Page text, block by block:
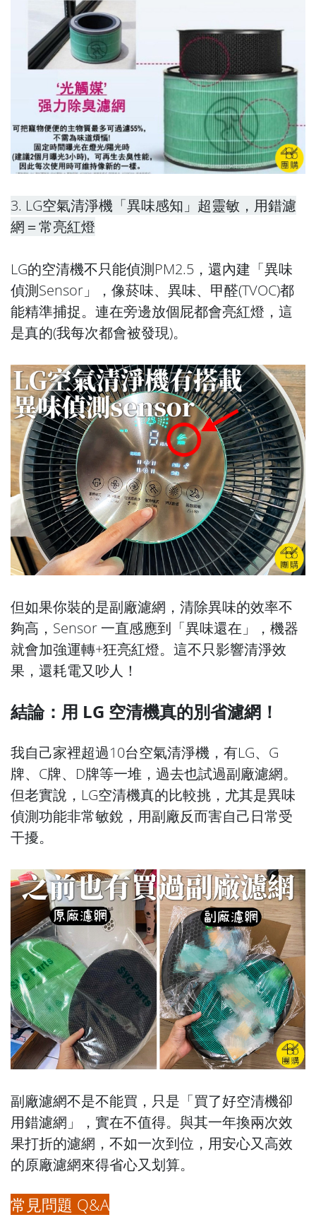
3. LG空氣清淨機「異味感知」超靈敏，用錯濾
網＝常亮紅燈
LG的空清機不只能偵測PM2.5，還內建「異味
偵測Sensor」，像菸味、異味、甲醛(TVOC)都
能精準捕捉。連在旁邊放個屁都會亮紅燈，這
是真的(我每次都會被發現)。
但如果你裝的是副廠濾網，清除異味的效率不
夠高，Sensor 一直感應到「異味還在」，機器
就會加強運轉+狂亮紅燈。這不只影響清淨效
果，還耗電又吵人！
結論：用 LG 空清機真的別省濾網！
我自己家裡超過10台空氣清淨機，有LG、G
牌、C牌、D牌等一堆，過去也試過副廠濾網。
但老實說，LG空清機真的比較挑，尤其是異味
偵測功能非常敏銳，用副廠反而害自己日常受
干擾。
副廠濾網不是不能買，只是「買了好空清機卻
用錯濾網」，實在不值得。與其一年換兩次效
果打折的濾網，不如一次到位，用安心又高效
的原廠濾網來得省心又划算。
常見問題 Q&A